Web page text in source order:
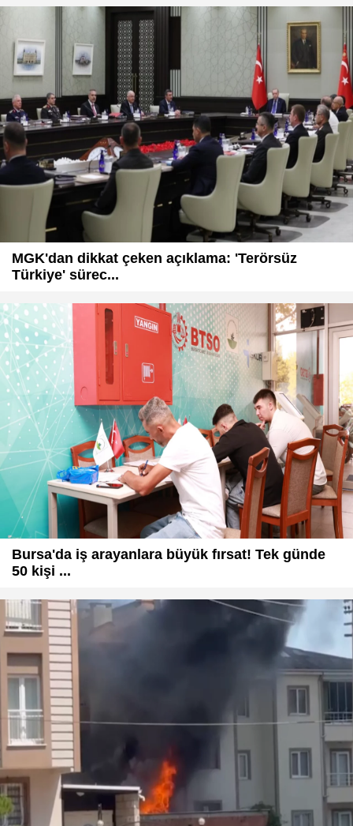
MGK'dan dikkat çeken açıklama: 'Terörsüz
Türkiye' sürec...
Bursa'da iş arayanlara büyük fırsat! Tek günde
50 kişi ...